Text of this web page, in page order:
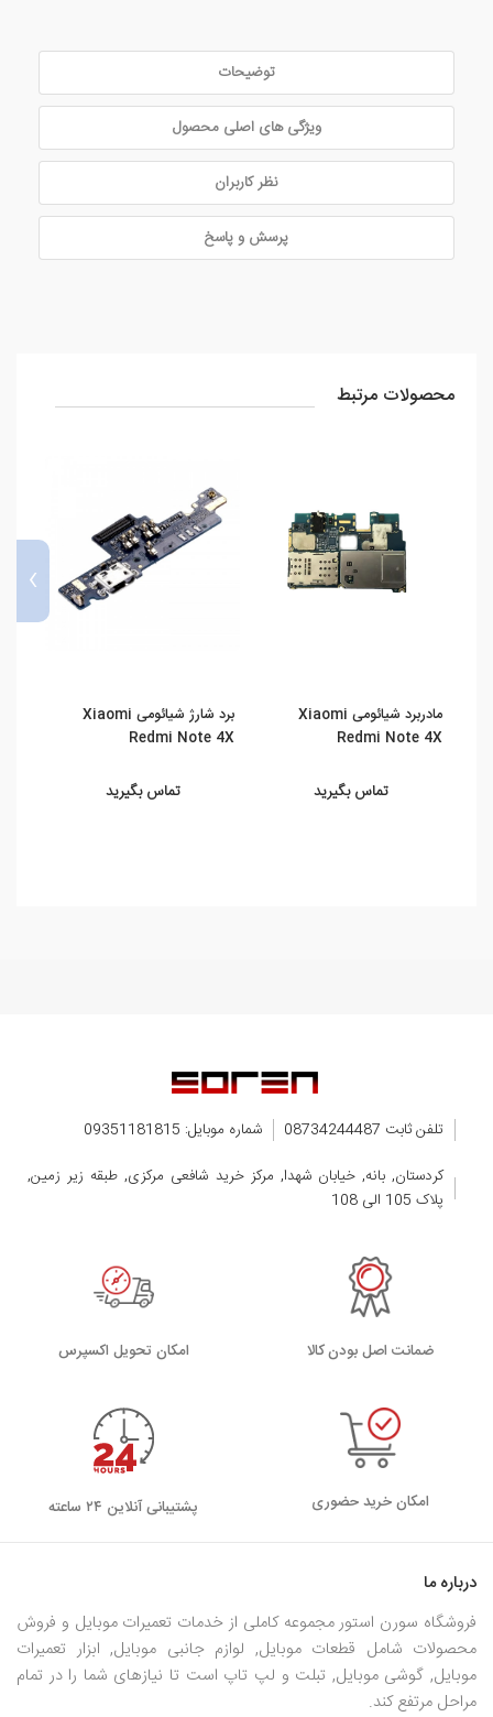
توضیحات
ویژگی های اصلی محصول
نظر کاربران
پرسش و پاسخ
محصولات مرتبط
مادربرد شیائومی Xiaomi
Redmi Note 4X
تماس بگیرید
برد شارژ شیائومی Xiaomi
Redmi Note 4X
تماس بگیرید
›
تلفن ثابت 08734244487
شماره موبایل: 09351181815
کردستان, بانه, خیابان شهدا, مرکز خرید شافعی مرکزی, طبقه زیر زمین,
پلاک 105 الی 108
ضمانت اصل بودن کالا اﻣﮑﺎن ﺗﺤﻮﯾﻞ اﮐﺴﭙﺮس
امکان خرید حضوری پشتیبانی آنلاین ۲۴ ساعته
درباره ما
فروشگاه سورن استور مجموعه کاملی از خدمات تعمیرات موبایل و فروش
محصولات شامل قطعات موبایل, لوازم جانبی موبایل, ابزار تعمیرات
موبایل, گوشی موبایل, تبلت و لپ تاپ است تا نیازهای شما را در تمام
مراحل مرتفع کند.